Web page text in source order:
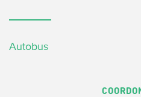
Autobus